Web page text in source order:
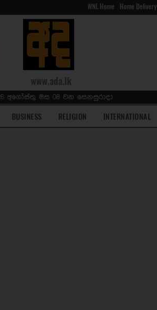
WNL Home Home Delivery
www.ada.lk
අගෝස්තු මස 08 වන සෙනසුරාදා
BUSINESS RELIGION INTERNATIONAL